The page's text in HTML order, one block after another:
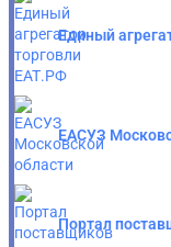
Единый
ЕАСУЗ
Портал